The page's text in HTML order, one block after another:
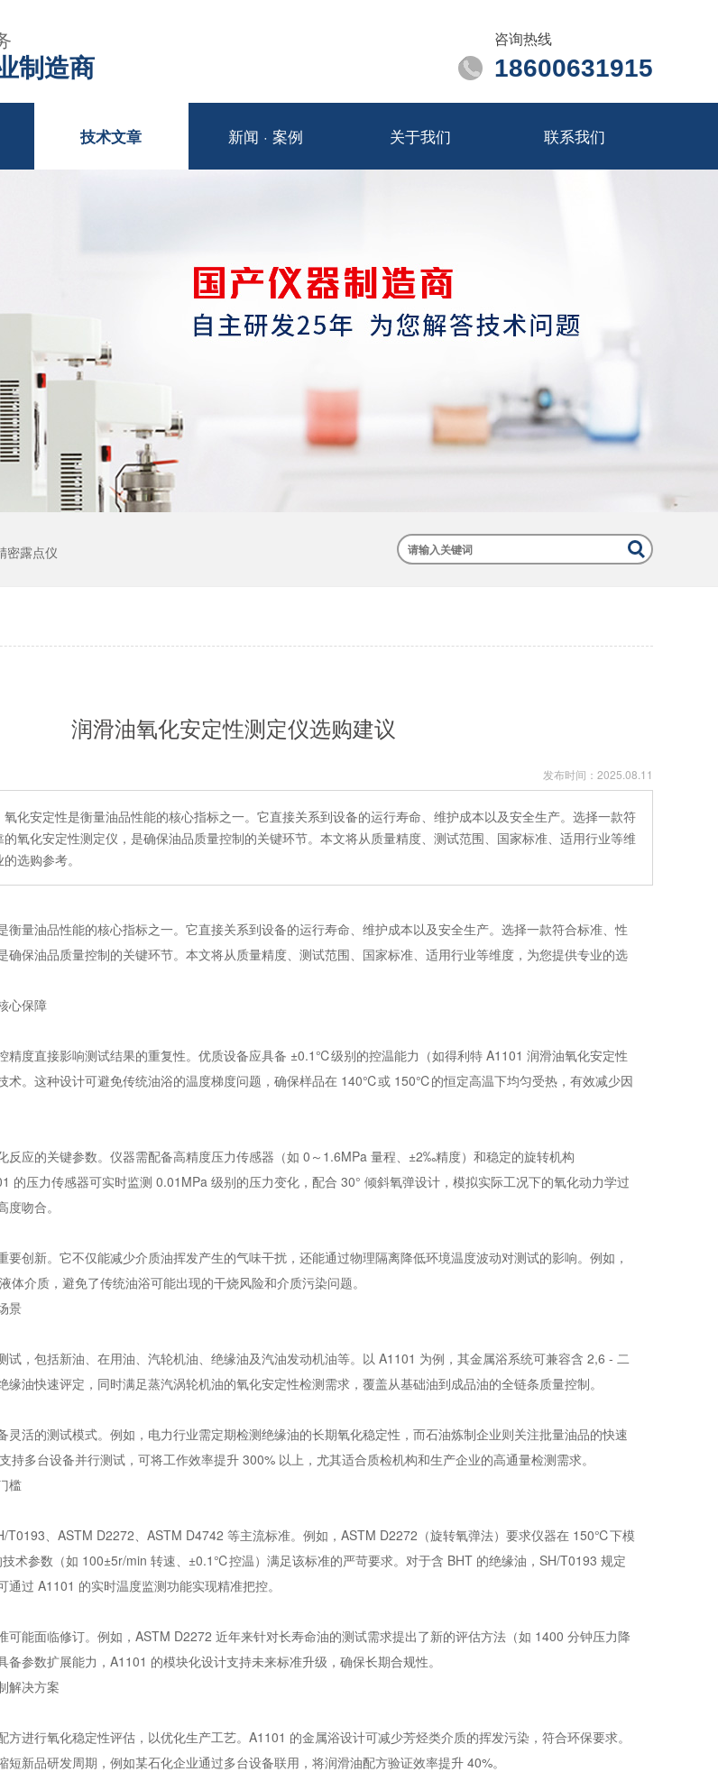
制造商
咨询热线
18600631915
技术文章 新闻 · 案例 关于我们 联系我们
密露点仪
润滑油氧化安定性测定仪选购建议
发布时间： 2025.08.11
化安定性是衡量油品性能的核心指标之一。它直接关系到设备的运行寿命、维护成本以及安全生产。选择一款符
氧化安定性测定仪，是确保油品质量控制的关键环节。本文将从质量精度、测试范围、国家标准、适用行业等维
选购参考。
衡量油品性能的核心指标之一。它直接关系到设备的运行寿命、维护成本以及安全生产。选择一款符合标准、性
确保油品质量控制的关键环节。本文将从质量精度、测试范围、国家标准、适用行业等维度，为您提供专业的选
心保障
精度直接影响测试结果的重复性。优质设备应具备 ±0.1℃级别的控温能力（如得利特 A1101 润滑油氧化安定性
术。这种设计可避免传统油浴的温度梯度问题，确保样品在 140℃或 150℃的恒定高温下均匀受热，有效减少因
反应的关键参数。仪器需配备高精度压力传感器（如 0～1.6MPa 量程、±2‰精度）和稳定的旋转机构
的压力传感器可实时监测 0.01MPa 级别的压力变化，配合 30° 倾斜氧弹设计，模拟实际工况下的氧化动力学过
吻合。
要创新。它不仅能减少介质油挥发产生的气味干扰，还能通过物理隔离降低环境温度波动对测试的影响。例如，
体介质，避免了传统油浴可能出现的干烧风险和介质污染问题。
景
试，包括新油、在用油、汽轮机油、绝缘油及汽油发动机油等。以 A1101 为例，其金属浴系统可兼容含 2,6 - 二
缘油快速评定，同时满足蒸汽涡轮机油的氧化安定性检测需求，覆盖从基础油到成品油的全链条质量控制。
灵活的测试模式。例如，电力行业需定期检测绝缘油的长期氧化稳定性，而石油炼制企业则关注批量油品的快速
持多台设备并行测试，可将工作效率提升 300% 以上，尤其适合质检机构和生产企业的高通量检测需求。
槛
T0193、ASTM D2272、ASTM D4742 等主流标准。例如，ASTM D2272（旋转氧弹法）要求仪器在 150℃下模
术参数（如 100±5r/min 转速、±0.1℃控温）满足该标准的严苛要求。对于含 BHT 的绝缘油，SH/T0193 规定
过 A1101 的实时温度监测功能实现精准把控。
可能面临修订。例如，ASTM D2272 近年来针对长寿命油的测试需求提出了新的评估方法（如 1400 分钟压力降
参数扩展能力，A1101 的模块化设计支持未来标准升级，确保长期合规性。
解决方案
方进行氧化稳定性评估，以优化生产工艺。A1101 的金属浴设计可减少芳烃类介质的挥发污染，符合环保要求。
短新品研发周期，例如某石化企业通过多台设备联用，将润滑油配方验证效率提升 40%。